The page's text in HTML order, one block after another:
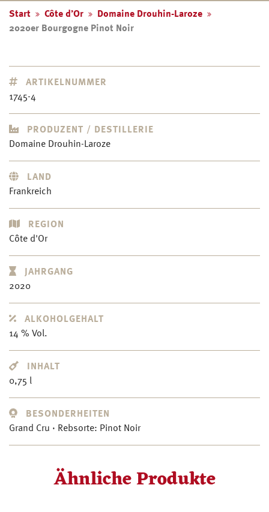
Start Côte d’Or
Domaine Drouhin-Laroze
2020er Bourgogne Pinot Noir
ARTIKELNUMMER
1745-4
PRODUZENT / DESTILLERIE
Domaine Drouhin-Laroze
LAND
Frankreich
REGION
Côte d'Or
JAHRGANG
2020
ALKOHOLGEHALT
14 % Vol.
INHALT
0,75 l
BESONDERHEITEN
Grand Cru · Rebsorte: Pinot Noir
Ähnliche Produkte